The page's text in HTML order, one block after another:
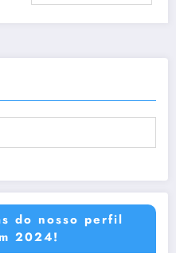
do nosso perfil
2024!